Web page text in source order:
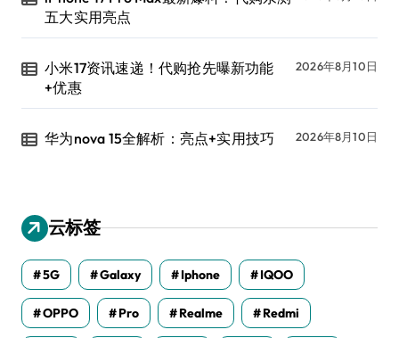
五大实用亮点
小米17资讯速递！代购抢先曝新功能
+优惠
2026年8月10日
华为nova 15全解析：亮点+实用技巧 2026年8月10日
云标签
5G Galaxy Iphone IQOO
OPPO Pro Realme Redmi